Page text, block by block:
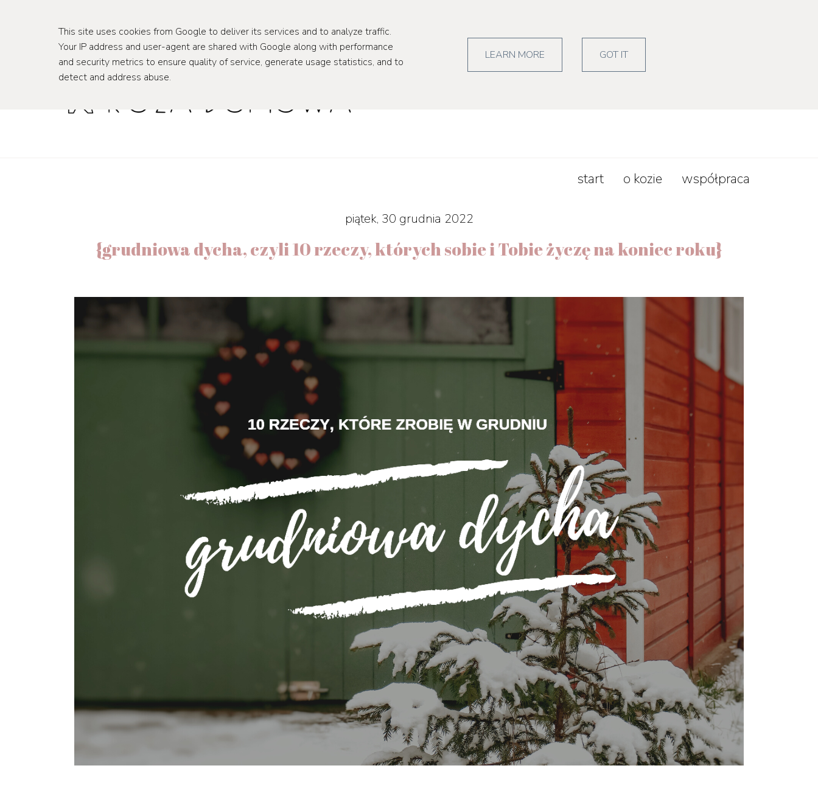
start o kozie współpraca
piątek, 30 grudnia 2022
{grudniowa dycha, czyli 10 rzeczy, których sobie i Tobie życzę na koniec roku}
This site uses cookies from Google to deliver its services and to analyze traffic.
Your IP address and user-agent are shared with Google along with performance
and security metrics to ensure quality of service, generate usage statistics, and to
detect and address abuse.
LEARN MORE GOT IT